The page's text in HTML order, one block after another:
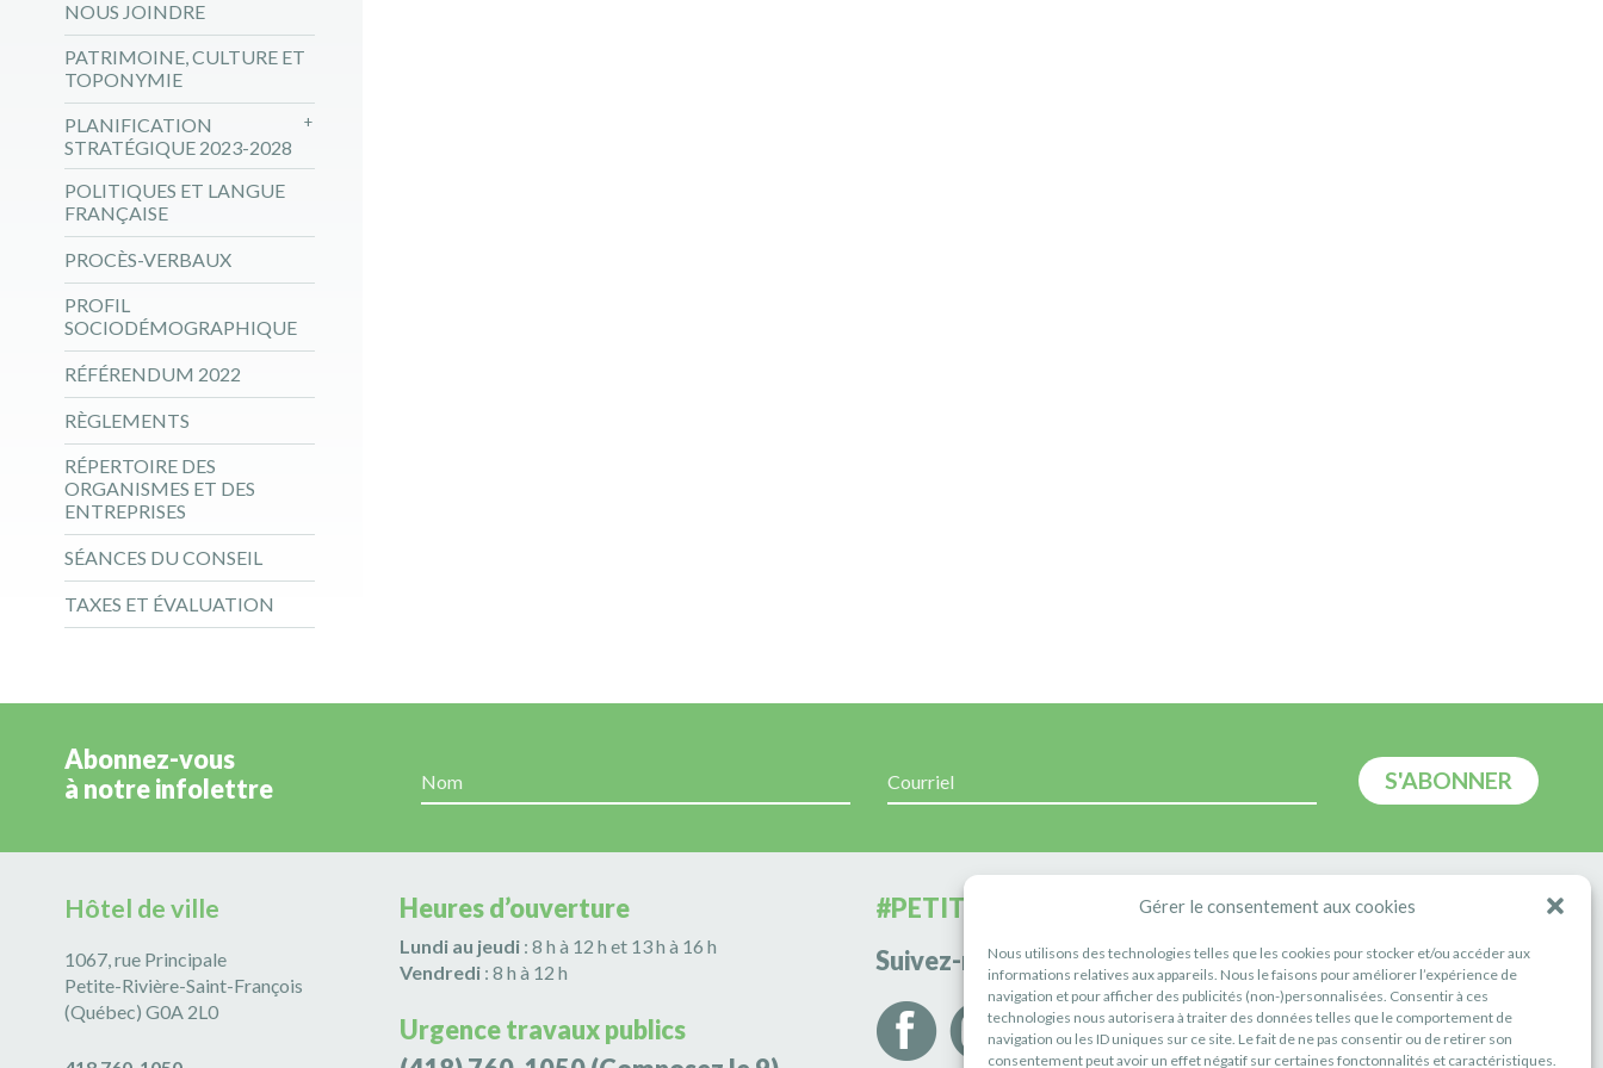
Gérer le consentement aux cookies
Nous utilisons des technologies telles que les cookies pour stocker et/ou accéder aux
informations relatives aux appareils. Nous le faisons pour améliorer l’expérience de
navigation et pour afficher des publicités (non-)personnalisées. Consentir à ces
technologies nous autorisera à traiter des données telles que le comportement de
navigation ou les ID uniques sur ce site. Le fait de ne pas consentir ou de retirer son
consentement peut avoir un effet négatif sur certaines fonctonnalités et caractéristiques.
NOUS JOINDRE
PATRIMOINE, CULTURE ET
TOPONYMIE
PLANIFICATION
STRATÉGIQUE 2023-2028
POLITIQUES ET LANGUE
FRANÇAISE
PROCÈS-VERBAUX
PROFIL
SOCIODÉMOGRAPHIQUE
RÉFÉRENDUM 2022
RÈGLEMENTS
RÉPERTOIRE DES
ORGANISMES ET DES
ENTREPRISES
SÉANCES DU CONSEIL
TAXES ET ÉVALUATION
Abonnez-vous
à notre infolettre
Hôtel de ville
1067, rue Principale
Petite-Rivière-Saint-François
(Québec) G0A 2L0
Heures d’ouverture
Lundi au jeudi: 8 h à 12 h et 13 h à 16 h
Vendredi : 8 h à 12 h
Urgence travaux publics
#PETITERIVIÈRE
Suivez-nous